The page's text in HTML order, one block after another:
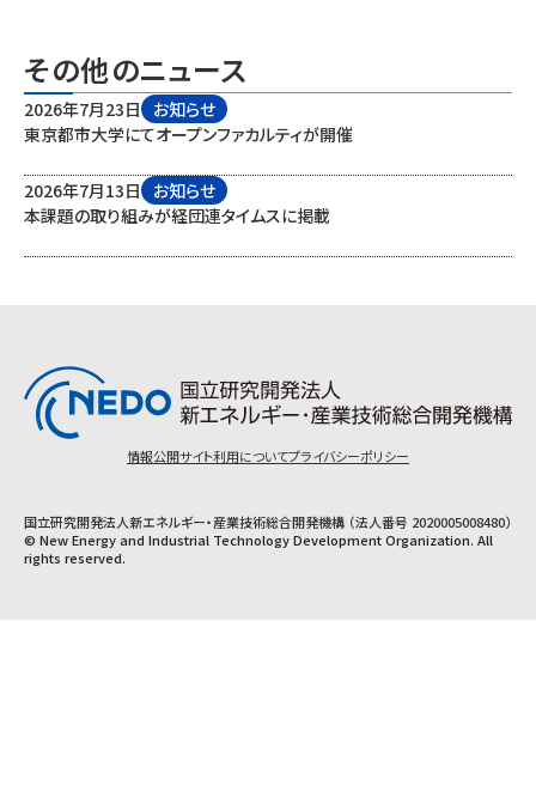
その他のニュース
2026年7月23日
お知らせ
東京都市大学にてオープンファカルティが開催
2026年7月13日
お知らせ
本課題の取り組みが経団連タイムスに掲載
情報公開サイト利用についてプライバシーポリシー
国立研究開発法人新エネルギー・産業技術総合開発機構 （法人番号 2020005008480）
© New Energy and Industrial Technology Development Organization. All
rights reserved.